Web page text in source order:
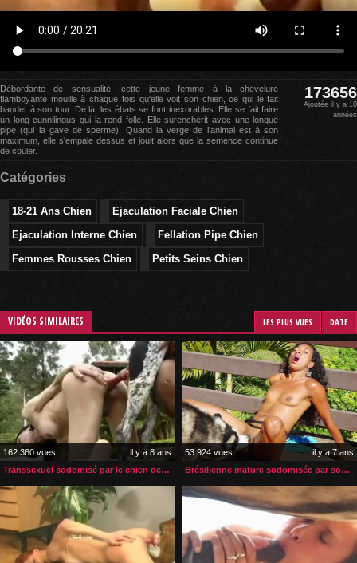
Débordante de sensualité, cette jeune femme à la chevelure
flamboyante mouille à chaque fois qu'elle voit son chien, ce qui le fait
bander à son tour. De là, les ébats se font inexorables. Elle se fait faire
un long cunnilingus qui la rend folle. Elle surenchérit avec une longue
pipe (qui la gave de sperme). Quand la verge de l'animal est à son
maximum, elle s'empale dessus et jouit alors que la semence continue
de couler.
173656
Ajoutée il y a 10
années
Catégories
18-21 Ans Chien
Ejaculation Faciale Chien
Ejaculation Interne Chien
Fellation Pipe Chien
Femmes Rousses Chien
Petits Seins Chien
VIDÉOS SIMILAIRES LES PLUS VUES DATE
162 360 vues
il y a 8 ans
Transsexuel sodomisé par le chien de sa copine
53 924 vues
il y a 7 ans
Brésilienne mature sodomisée par son husky sur sa terrasse